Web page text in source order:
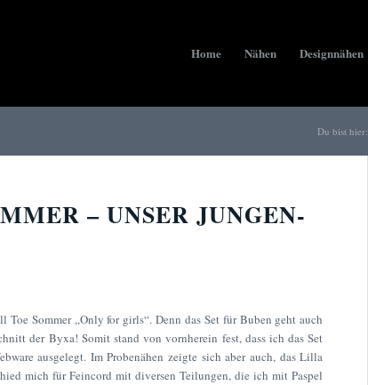
Home Nähen Designnähen
Du bist hier:
– UNSER JUNGEN-
Sommer „Only for girls“. Denn das Set für Buben geht auch
der Byxa! Somit stand von vornherein fest, dass ich das Set
ausgelegt. Im Probenähen zeigte sich aber auch, das Lilla
mich für Feincord mit diversen Teilungen, die ich mit Paspel